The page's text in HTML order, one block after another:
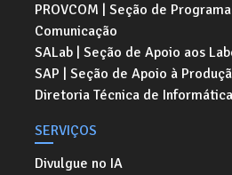
PROVCOM | Seção de
Comunicação
SALab | Seção de Apoio aos
SAP | Seção de Apoio à
Diretoria Técnica de Informática
SERVIÇOS
Divulgue no IA